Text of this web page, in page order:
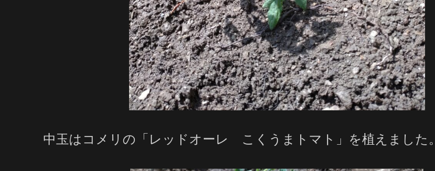
中玉はコメリの「レッドオーレ こくうまトマト」を植えました。